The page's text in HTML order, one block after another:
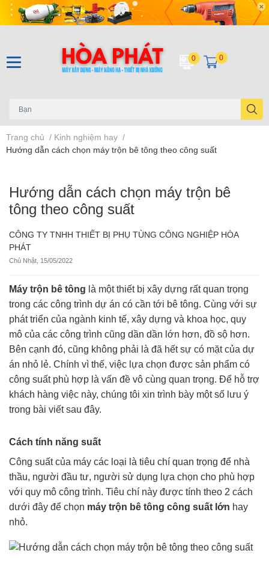
0 0
Trang chủ / Kinh nghiệm hay /
Hướng dẫn cách chọn máy trộn bê tông theo công suất
Hướng dẫn cách chọn máy trộn bê
tông theo công suất
CÔNG TY TNHH THIẾT BỊ PHỤ TÙNG CÔNG NGHIỆP HÒA
PHÁT
Chủ Nhật, 15/05/2022
Máy trộn bê tông là một thiết bị xây dựng rất quan trọng
trong các công trình dự án có cần tới bê tông. Cùng với sự
phát triển của ngành kinh tế, xây dựng và khoa học, quy
mô của các công trình cũng dần dần lớn hơn, đồ sộ hơn.
Bên cạnh đó, cũng không phải là đã hết sự có mặt của dự
án nhỏ lẻ. Chính vì thế, việc lựa chọn được sản phẩm có
công suất phù hợp là vấn đề vô cùng quan trọng. Để hỗ trợ
khách hàng việc này, chúng tôi xin trình bày một số lưu ý
trong bài viết sau đây.
Cách tính năng suất
Công suất của máy các loại là tiêu chí quan trọng để nhà
thầu, người đầu tư, người sử dụng lựa chọn cho phù hợp
với quy mô công trình. Tiêu chí này được tính theo 2 cách
dưới đây để chọn máy trộn bê tông công suất lớn hay
nhỏ.